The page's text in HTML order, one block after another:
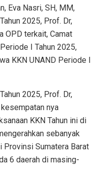
Eva Nasri, SH, MM,
2025, Prof. Dr,
OPD terkait, Camat
I Tahun 2025,
KKN UNAND Periode I
2025, Prof. Dr,
nya
KKN Tahun ini di
sebanyak
Sumatera Barat
6 daerah di masing-